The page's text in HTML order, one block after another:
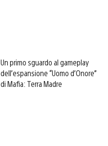
Un primo sguardo al gameplay
dell’espansione “Uomo d’Onore”
di Mafia: Terra Madre